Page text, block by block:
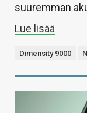
suuremman
Lue lisää
Dimensity 9000